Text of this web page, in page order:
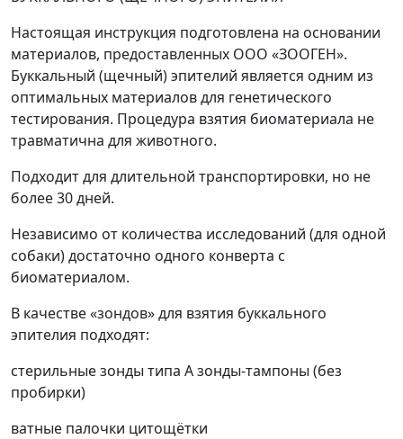
Настоящая инструкция подготовлена на основании
материалов, предоставленных ООО «ЗООГЕН».
Буккальный (щечный) эпителий является одним из
оптимальных материалов для генетического
тестирования. Процедура взятия биоматериала не
травматична для животного.
Подходит для длительной транспортировки, но не
более 30 дней.
Независимо от количества исследований (для одной
собаки) достаточно одного конверта с
биоматериалом.
В качестве «зондов» для взятия буккального
эпителия подходят:
стерильные зонды типа А зонды-тампоны (без
пробирки)
ватные палочки цитощётки